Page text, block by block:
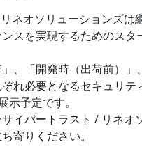
ネオソリューションズは
スを実現するためのスタ
、「開発時（出荷前）」
ぞれ必要となるセキュリテ
示予定です。
イバートラスト / リネオ
寄りください。